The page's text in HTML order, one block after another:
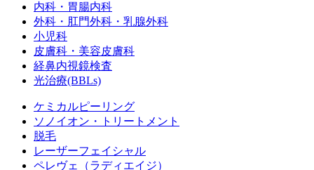
内科・胃腸内科
外科・肛門外科・乳腺外科
小児科
皮膚科・美容皮膚科
経鼻内視鏡検査
光治療(BBLs)
ケミカルピーリング
ソノイオン・トリートメント
脱毛
レーザーフェイシャル
ペレヴェ（ラディエイジ）